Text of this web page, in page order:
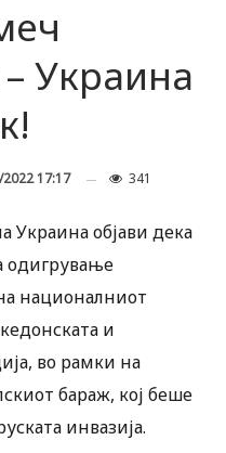
Украина
17:17 341
Украина објави дека
одигрување
националниот
и
во рамки на
бараж, кој беше
инвазија.